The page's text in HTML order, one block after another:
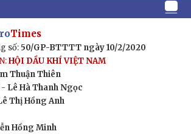
Times
số: 50/GP-BTTTT ngày 10/2/2020
HỘI DẦU KHÍ VIỆT NAM
Thuận Thiên
- Lê Hà Thanh Ngọc
Thị Hồng Anh
Hồng Minh